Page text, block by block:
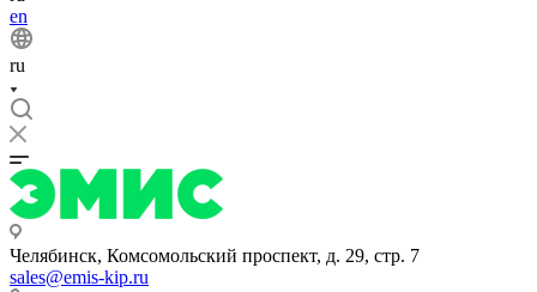
en
ru
Челябинск, Комсомольский проспект, д. 29, стр. 7
sales@emis-kip.ru